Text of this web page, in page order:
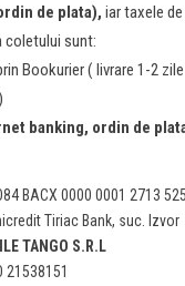
de plata), iar taxele de
coletului sunt:
Bookurier ( livrare 1-2 zile
banking, ordin de
BACX 0000 0001 2713
Tiriac Bank, suc. Izvor
TANGO S.R.L
21538151